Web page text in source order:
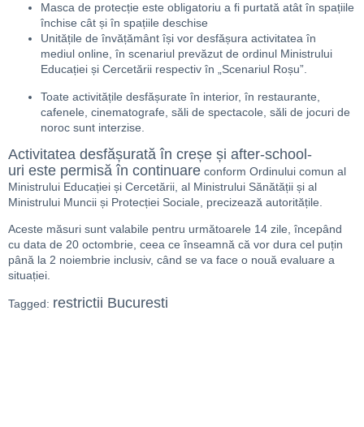
Masca de protecție este obligatoriu a fi purtată atât în spațiile
închise cât și în spațiile deschise
Unitățile de învățământ își vor desfășura activitatea în
mediul online, în scenariul prevăzut de ordinul Ministrului
Educației și Cercetării respectiv în „Scenariul Roșu”.
Toate activitățile desfășurate în interior, în restaurante,
cafenele, cinematografe, săli de spectacole, săli de jocuri de
noroc sunt interzise.
Activitatea desfășurată în creșe și after-school-
uri este permisă în continuare conform Ordinului comun al
Ministrului Educației și Cercetării, al Ministrului Sănătății și al
Ministrului Muncii și Protecției Sociale, precizează autoritățile.
Aceste măsuri sunt valabile pentru următoarele 14 zile, începând
cu data de 20 octombrie, ceea ce înseamnă că vor dura cel puțin
până la 2 noiembrie inclusiv, când se va face o nouă evaluare a
situației.
Tagged: restrictii Bucuresti